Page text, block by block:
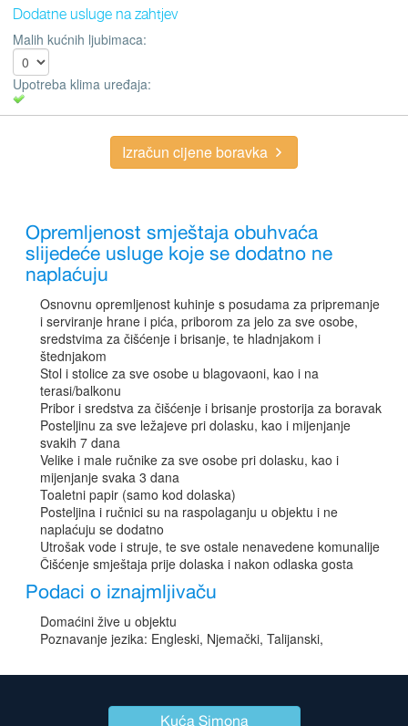
Dodatne usluge na zahtjev
Malih kućnih ljubimaca:
Upotreba klima uređaja:
Izračun cijene boravka
Opremljenost smještaja obuhvaća
slijedeće usluge koje se dodatno ne
naplaćuju
Osnovnu opremljenost kuhinje s posudama za pripremanje
i serviranje hrane i pića, priborom za jelo za sve osobe,
sredstvima za čišćenje i brisanje, te hladnjakom i
štednjakom
Stol i stolice za sve osobe u blagovaoni, kao i na
terasi/balkonu
Pribor i sredstva za čišćenje i brisanje prostorija za boravak
Posteljinu za sve ležajeve pri dolasku, kao i mijenjanje
svakih 7 dana
Velike i male ručnike za sve osobe pri dolasku, kao i
mijenjanje svaka 3 dana
Toaletni papir (samo kod dolaska)
Posteljina i ručnici su na raspolaganju u objektu i ne
naplaćuju se dodatno
Utrošak vode i struje, te sve ostale nenavedene komunalije
Čišćenje smještaja prije dolaska i nakon odlaska gosta
Podaci o iznajmljivaču
Domaćini žive u objektu
Poznavanje jezika: Engleski, Njemački, Talijanski,